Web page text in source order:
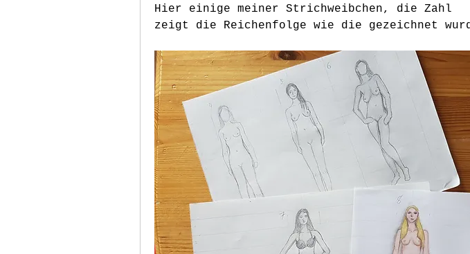
Hier einige meiner Strichweibchen, die Zahl
zeigt die Reichenfolge wie die gezeichnet